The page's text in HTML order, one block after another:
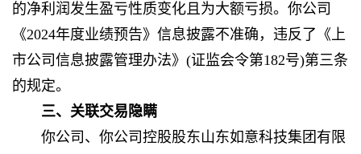
的净利润发生盈亏性质变化且为大额亏损。你公司
《2024年度业绩预告》信息披露不准确，违反了《上
市公司信息披露管理办法》(证监会令第182号)第三条
的规定。
三、关联交易隐瞒
你公司、你公司控股股东山东如意科技集团有限